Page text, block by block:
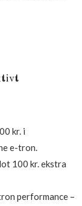
kr. i
e-tron.
100 kr. ekstra
performance –